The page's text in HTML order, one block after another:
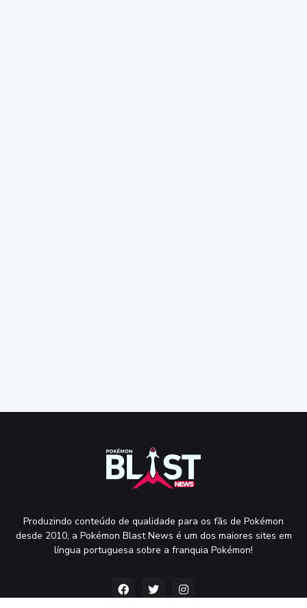
Produzindo conteúdo de qualidade para os fãs de Pokémon
desde 2010, a Pokémon Blast News é um dos maiores sites em
língua portuguesa sobre a franquia Pokémon!